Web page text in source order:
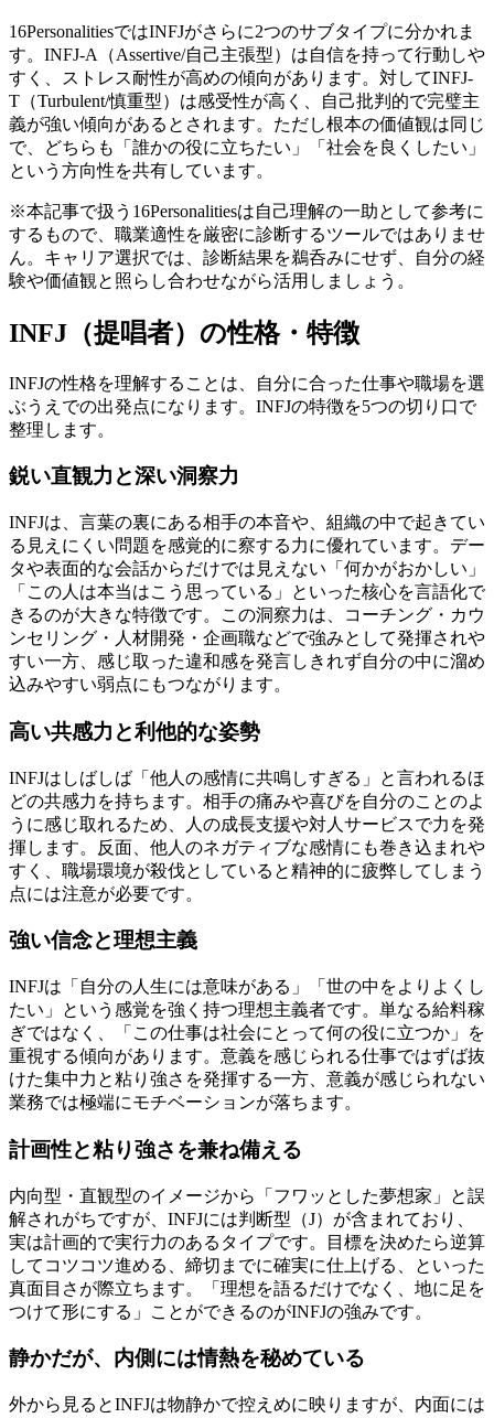
16PersonalitiesではINFJがさらに2つのサブタイプに分かれま
す。INFJ-A（Assertive/自己主張型）は自信を持って行動しや
すく、ストレス耐性が高めの傾向があります。対してINFJ-
T（Turbulent/慎重型）は感受性が高く、自己批判的で完璧主
義が強い傾向があるとされます。ただし根本の価値観は同じ
で、どちらも「誰かの役に立ちたい」「社会を良くしたい」
という方向性を共有しています。
※本記事で扱う16Personalitiesは自己理解の一助として参考に
するもので、職業適性を厳密に診断するツールではありませ
ん。キャリア選択では、診断結果を鵜呑みにせず、自分の経
験や価値観と照らし合わせながら活用しましょう。
INFJ（提唱者）の性格・特徴
INFJの性格を理解することは、自分に合った仕事や職場を選
ぶうえでの出発点になります。INFJの特徴を5つの切り口で
整理します。
鋭い直観力と深い洞察力
INFJは、言葉の裏にある相手の本音や、組織の中で起きてい
る見えにくい問題を感覚的に察する力に優れています。デー
タや表面的な会話からだけでは見えない「何かがおかしい」
「この人は本当はこう思っている」といった核心を言語化で
きるのが大きな特徴です。この洞察力は、コーチング・カウ
ンセリング・人材開発・企画職などで強みとして発揮されや
すい一方、感じ取った違和感を発言しきれず自分の中に溜め
込みやすい弱点にもつながります。
高い共感力と利他的な姿勢
INFJはしばしば「他人の感情に共鳴しすぎる」と言われるほ
どの共感力を持ちます。相手の痛みや喜びを自分のことのよ
うに感じ取れるため、人の成長支援や対人サービスで力を発
揮します。反面、他人のネガティブな感情にも巻き込まれや
すく、職場環境が殺伐としていると精神的に疲弊してしまう
点には注意が必要です。
強い信念と理想主義
INFJは「自分の人生には意味がある」「世の中をよりよくし
たい」という感覚を強く持つ理想主義者です。単なる給料稼
ぎではなく、「この仕事は社会にとって何の役に立つか」を
重視する傾向があります。意義を感じられる仕事ではずば抜
けた集中力と粘り強さを発揮する一方、意義が感じられない
業務では極端にモチベーションが落ちます。
計画性と粘り強さを兼ね備える
内向型・直観型のイメージから「フワッとした夢想家」と誤
解されがちですが、INFJには判断型（J）が含まれており、
実は計画的で実行力のあるタイプです。目標を決めたら逆算
してコツコツ進める、締切までに確実に仕上げる、といった
真面目さが際立ちます。「理想を語るだけでなく、地に足を
つけて形にする」ことができるのがINFJの強みです。
静かだが、内側には情熱を秘めている
外から見るとINFJは物静かで控えめに映りますが、内面には